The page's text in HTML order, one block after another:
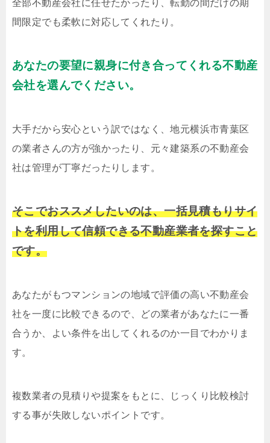
全部不動産会社に任せたかったり、転勤の間だけの期
間限定でも柔軟に対応してくれたり。
あなたの要望に親身に付き合ってくれる不動産
会社を選んでください。
大手だから安心という訳ではなく、地元横浜市青葉区
の業者さんの方が強かったり、元々建築系の不動産会
社は管理が丁寧だったりします。
そこでおススメしたいのは、一括見積もりサイ
トを利用して信頼できる不動産業者を探すこと
です。
あなたがもつマンションの地域で評価の高い不動産会
社を一度に比較できるので、どの業者があなたに一番
合うか、よい条件を出してくれるのか一目でわかりま
す。
複数業者の見積りや提案をもとに、じっくり比較検討
する事が失敗しないポイントです。